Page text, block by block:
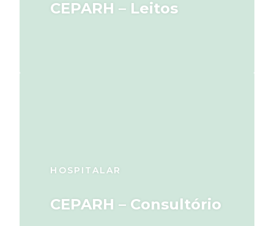
CEPARH – Leitos
HOSPITALAR
CEPARH – Consultório